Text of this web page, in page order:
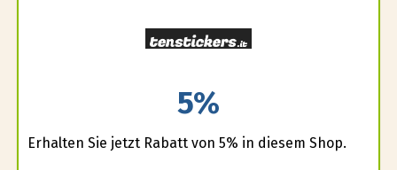
5%
Erhalten Sie jetzt Rabatt von 5% in diesem Shop.